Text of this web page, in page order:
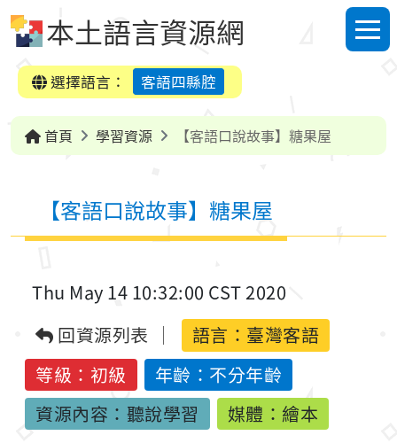
本土語言資源網
選單
選擇語言：
客語四縣腔
首頁 學習資源 【客語口說故事】糖果屋
【客語口說故事】糖果屋
Thu May 14 10:32:00 CST 2020
回資源列表
語言： 臺灣客語
等級：初級
年齡：不分年齡
資源內容：聽說學習
媒體：繪本